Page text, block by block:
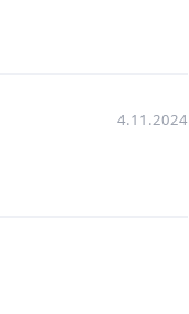
4.11.2024